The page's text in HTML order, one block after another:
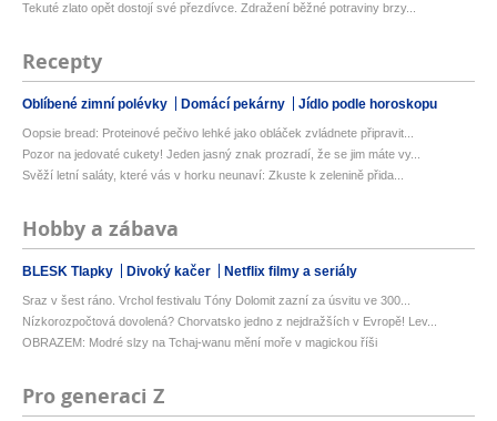
Tekuté zlato opět dostojí své přezdívce. Zdražení běžné potraviny brzy...
Recepty
Oblíbené zimní polévky Domácí pekárny Jídlo podle horoskopu
Oopsie bread: Proteinové pečivo lehké jako obláček zvládnete připravit...
Pozor na jedovaté cukety! Jeden jasný znak prozradí, že se jim máte vy...
Svěží letní saláty, které vás v horku neunaví: Zkuste k zelenině přida...
Hobby a zábava
BLESK Tlapky Divoký kačer Netflix filmy a seriály
Sraz v šest ráno. Vrchol festivalu Tóny Dolomit zazní za úsvitu ve 300...
Nízkorozpočtová dovolená? Chorvatsko jedno z nejdražších v Evropě! Lev...
OBRAZEM: Modré slzy na Tchaj-wanu mění moře v magickou říši
Pro generaci Z